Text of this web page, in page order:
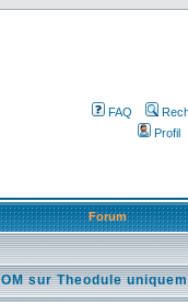
FAQ
Profil
Forum
sur Theodule